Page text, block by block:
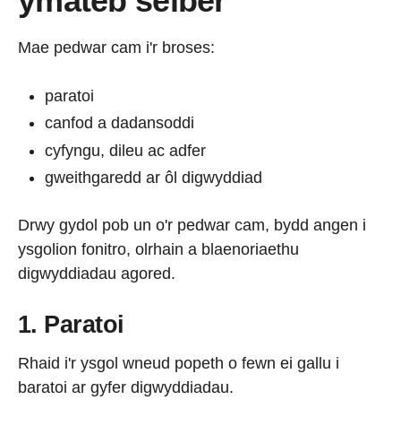
Mae pedwar cam i'r broses:
paratoi
canfod a dadansoddi
cyfyngu, dileu ac adfer
gweithgaredd ar ôl digwyddiad
Drwy gydol pob un o'r pedwar cam, bydd angen i
ysgolion fonitro, olrhain a blaenoriaethu
digwyddiadau agored.
1. Paratoi
Rhaid i'r ysgol wneud popeth o fewn ei gallu i
baratoi ar gyfer digwyddiadau.